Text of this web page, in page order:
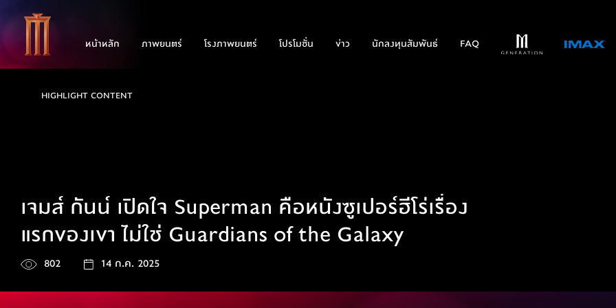
หน้าหลัก ภาพยนตร์ โรงภาพยนตร์ โปรโมชั่น ข่าว นักลงทุนสัมพันธ์ FAQ
HIGHLIGHT CONTENT
เจมส์ กันน์ เปิดใจ Superman คือหนังซูเปอร์ฮีโร่เรื่อง
แรกของเขา ไม่ใช่ Guardians of the Galaxy
802 14 ก.ค. 2025